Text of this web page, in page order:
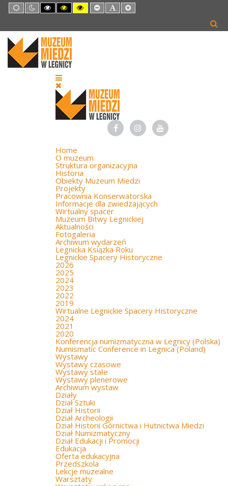
Default
mode
Night
mode
High
Contrast
mode
High
Contrast
mode
High
Contrast
mode
Set
Smaller
Set
Default
Set
Larger
Home
O muzeum
Struktura organizacyjna
Historia
Obiekty Muzeum Miedzi
Projekty
Pracownia Konserwatorska
Informacje dla zwiedzających
Wirtualny spacer
Muzeum Bitwy Legnickiej
Aktualności
Fotogaleria
Archiwum wydarzeń
Legnicka Książka Roku
Legnickie Spacery Historyczne
2026
2025
2024
2023
2022
2019
Wirtualne Legnickie Spacery Historyczne
2024
2021
2020
Konferencja numizmatyczna w Legnicy (Polska)
Numismatic Conference in Legnica (Poland)
Wystawy
Wystawy czasowe
Wystawy stałe
Wystawy plenerowe
Archiwum wystaw
Działy
Dział Sztuki
Dział Historii
Dział Archeologii
Dział Historii Górnictwa i Hutnictwa Miedzi
Dział Numizmatyczny
Dział Edukacji i Promocji
Edukacja
Oferta edukacyjna
Przedszkola
Lekcje muzealne
Warsztaty